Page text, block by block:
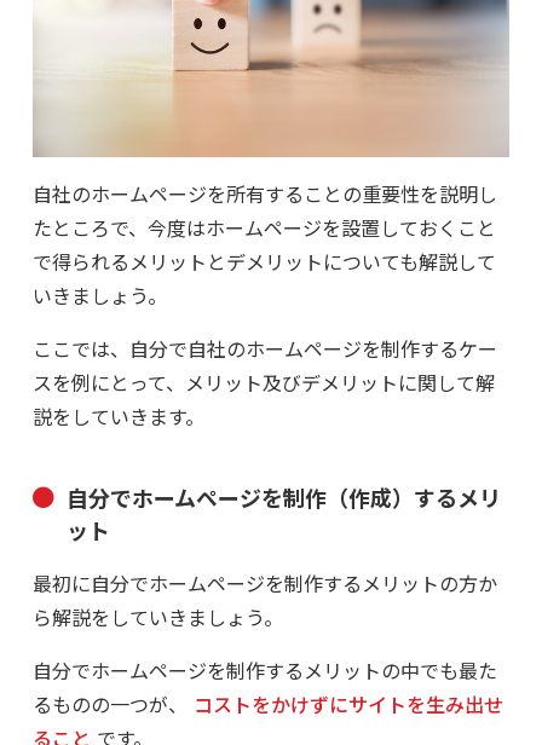
自社のホームページを所有することの重要性を説明し
たところで、今度はホームページを設置しておくこと
で得られるメリットとデメリットについても解説して
いきましょう。
ここでは、自分で自社のホームページを制作するケー
スを例にとって、メリット及びデメリットに関して解
説をしていきます。
自分でホームページを制作（作成）するメリ
ット
最初に自分でホームページを制作するメリットの方か
ら解説をしていきましょう。
自分でホームページを制作するメリットの中でも最た
るものの一つが、
コストをかけずにサイトを生み出せ
ること です。